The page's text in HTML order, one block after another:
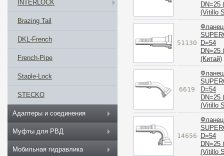
DN=25
(Vitillo
51130
Фланец
D=54
DN=25
(Китай)
6619
Фланец
D=54
DN=25
(Vitillo
14656
Фланец
D=54
DN=25
(Vitillo
INTERLOCK
Brazing Tail
DKL-French
French-Pipe
Staple-Lock
STECKO
Адаптеры и соединения
Муфты для РВД
Мобильная гидравлика